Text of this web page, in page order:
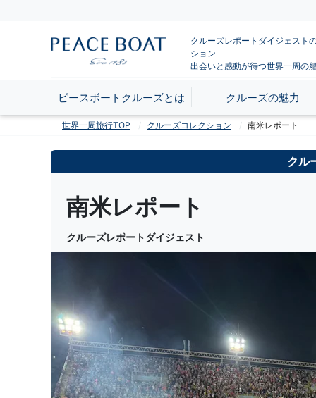
クルーズレポートダイジェスト
ション
出会いと感動が待つ世界一周の
ピースボートクルーズとは クルーズの魅力
世界一周旅行TOP クルーズコレクション 南米レポート
クル
南米レポート
クルーズレポートダイジェスト